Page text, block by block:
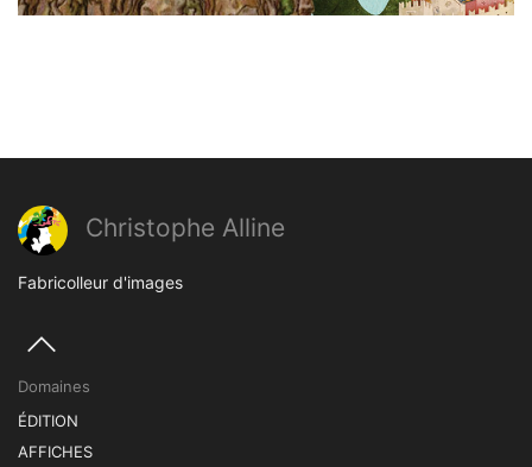
Christophe Alline
Fabricolleur d'images
Domaines
ÉDITION
AFFICHES